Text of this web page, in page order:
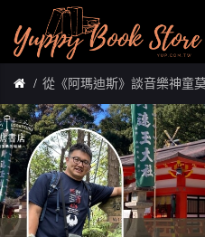
從《阿瑪迪斯》談音樂神童